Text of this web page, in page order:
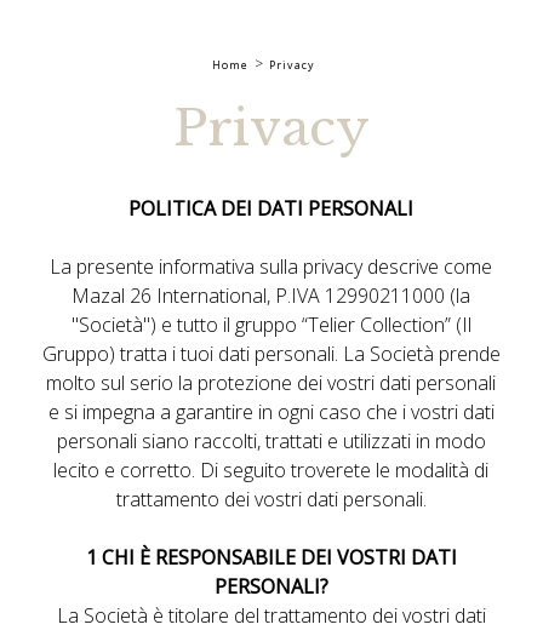
Home Privacy
Privacy
POLITICA DEI DATI PERSONALI
La presente informativa sulla privacy descrive come
Mazal 26 International, P.IVA 12990211000 (la
"Società") e tutto il gruppo “Telier Collection” (Il
Gruppo) tratta i tuoi dati personali. La Società prende
molto sul serio la protezione dei vostri dati personali
e si impegna a garantire in ogni caso che i vostri dati
personali siano raccolti, trattati e utilizzati in modo
lecito e corretto. Di seguito troverete le modalità di
trattamento dei vostri dati personali.
1 CHI È RESPONSABILE DEI VOSTRI DATI
PERSONALI?
La Società è titolare del trattamento dei vostri dati